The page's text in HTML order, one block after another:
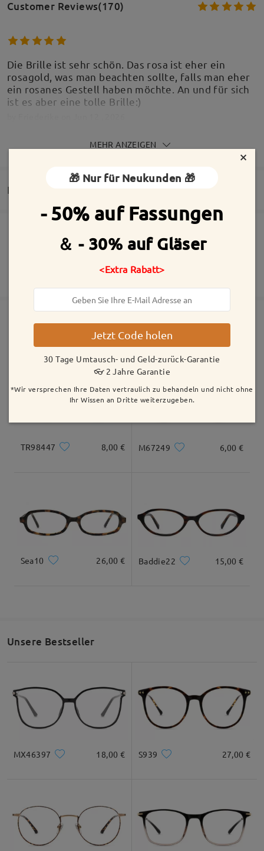
Customer Reviews(170)
Die Brille ist sehr schön. Das rosa ist eher ein
rosagold, was man beachten sollte, falls man eher
ein rosanes Gestell haben möchte. An und für sich
ist es aber eine tolle Brille:)
So eine süsse Brille, freu mich total. kann ich nur
weiterempfehlen. Die Gläser wie immer passend!
Regina onSep 19 , 2024
Bewertung schreiben
MEHR ANZEIGEN
Lieferung
Die Bestellung wurde aufgegeben
Versandzeit
Details
Inklusive kostenloser kratzfester Beschichtung der Gläser
Mehr anzeigen
Ähnliche Fassungen
TR98447 8,00 € M67249 6,00 €
Sea10 26,00 € Baddie22 15,00 €
Unsere Bestseller
MX46397 18,00 € S939 27,00 €
×
🎁 Nur für Neukunden 🎁
- 50% auf Fassungen
＆ - 30% auf Gläser
<Extra Rabatt>
Jetzt Code holen
30 Tage Umtausch- und Geld-zurück-Garantie
👓 2 Jahre Garantie
*Wir versprechen Ihre Daten vertraulich zu behandeln und nicht ohne
Ihr Wissen an Dritte weiterzugeben.